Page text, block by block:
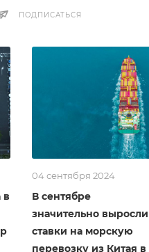
ПОДПИСАТЬСЯ
в
04 сентября 2024
В сентябре
значительно выросли
ставки на морскую
перевозку из Китая в